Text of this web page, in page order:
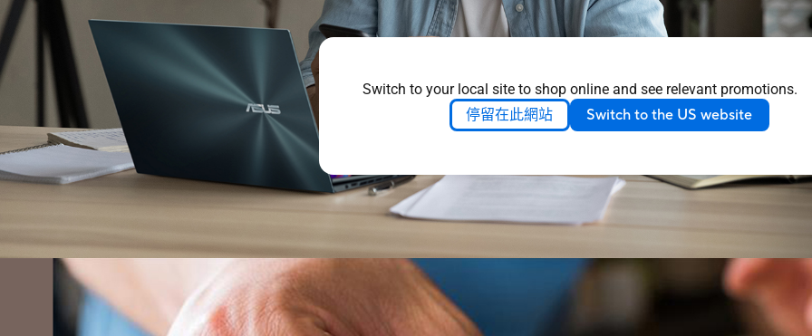
Switch to your local site to shop online and see relevant promotions.
停留在此網站 Switch to the US website